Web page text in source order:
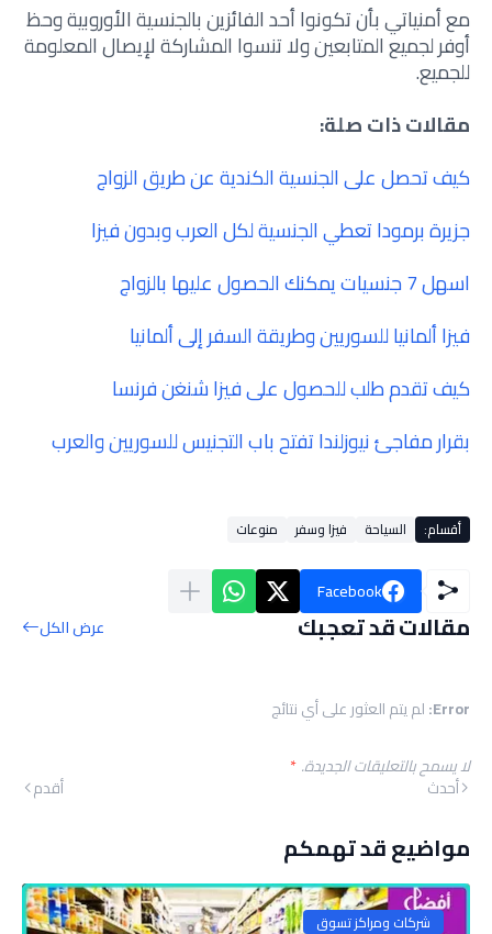
مع أمنياتي بأن تكونوا أحد الفائزين بالجنسية الأوروبية وحظ
أوفر لجميع المتابعين ولا تنسوا المشاركة لإيصال المعلومة
للجميع.
مقالات ذات صلة:
كيف تحصل على الجنسية الكندية عن طريق الزواج
جزيرة برمودا تعطي الجنسية لكل العرب وبدون فيزا
اسهل 7 جنسيات يمكنك الحصول عليها بالزواج
فيزا ألمانيا للسوريين وطريقة السفر إلى ألمانيا
كيف تقدم طلب للحصول على فيزا شنغن فرنسا
بقرار مفاجئ نيوزلندا تفتح باب التجنيس للسوريين والعرب
أقسام: السياحة فيزا وسفر منوعات
Facebook
مقالات قد تعجبك عرض الكل
Error: لم يتم العثور على أي نتائج
لا يسمح بالتعليقات الجديدة.*
أحدث أقدم
مواضيع قد تهمكم
شركات ومراكز تسوق